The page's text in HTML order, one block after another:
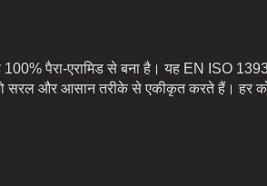
पैरा-एरामिड से बना है। यह EN ISO
सरल और आसान तरीके से एकीकृत करते हैं। हर